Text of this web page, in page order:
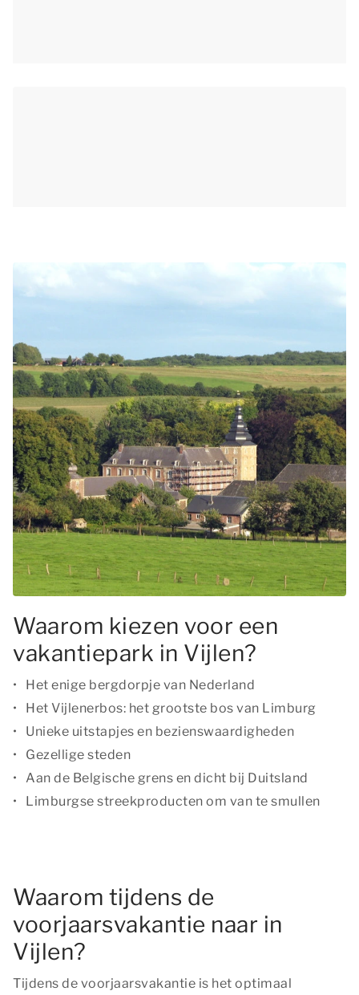
Waarom kiezen voor een
vakantiepark in Vijlen?
Het enige bergdorpje van Nederland
Het Vijlenerbos: het grootste bos van Limburg
Unieke uitstapjes en bezienswaardigheden
Gezellige steden
Aan de Belgische grens en dicht bij Duitsland
Limburgse streekproducten om van te smullen
Waarom tijdens de
voorjaarsvakantie naar in
Vijlen?
Tijdens de voorjaarsvakantie is het optimaal